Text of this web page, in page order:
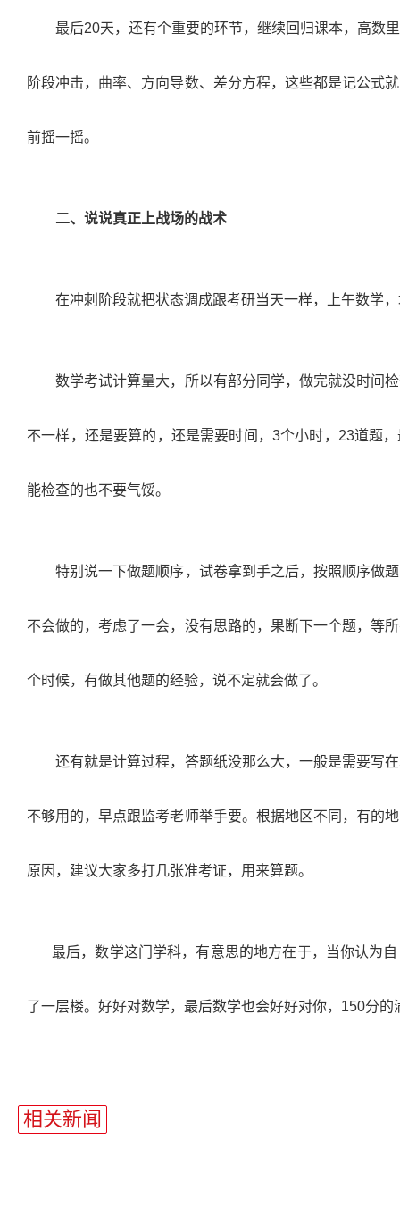
最后20天，还有个重要的环节，继续回归课本，高数
阶段冲击，曲率、方向导数、差分方程，这些都是记公式
前摇一摇。
二、说说真正上战场的战术
在冲刺阶段就把状态调成跟考研当天一样，上午数学，
数学考试计算量大，所以有部分同学，做完就没时间检
不一样，还是要算的，还是需要时间， 3个小时， 23道题
能检查的也不要气馁。
特别说一下做题顺序，试卷拿到手之后，按照顺序做题
不会做的，考虑了一会，没有思路的，果断下一个题，等
个时候，有做其他题的经验，说不定就会做了。
还有就是计算过程，答题纸没那么大，一般是需要写在
不够用的，早点跟监考老师举手要。根据地区不同，有的
原因，建议大家多打几张准考证，用来算题。
最后，数学这门学科，有意思的地方在于，当你认为
了一层楼。好好对数学，最后数学也会好好对你， 150分的
相关新闻